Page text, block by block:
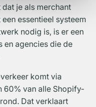
je als merchant
essentieel systeem
nodig is, is er een
en agencies die de
komt via
60% van alle Shopify-
Dat verklaart